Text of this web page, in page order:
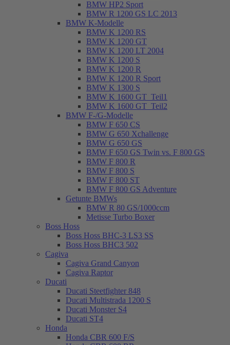
BMW HP2 Sport
BMW R 1200 GS LC 2013
BMW K-Modelle
BMW K 1200 RS
BMW K 1200 GT
BMW K 1200 LT 2004
BMW K 1200 S
BMW K 1200 R
BMW K 1200 R Sport
BMW K 1300 S
BMW K 1600 GT_Teil1
BMW K 1600 GT_Teil2
BMW F-/G-Modelle
BMW F 650 CS
BMW G 650 Xchallenge
BMW G 650 GS
BMW F 650 GS Twin vs. F 800 GS
BMW F 800 R
BMW F 800 S
BMW F 800 ST
BMW F 800 GS Adventure
Getunte BMWs
BMW R 80 GS/1000ccm
Metisse Turbo Boxer
Boss Hoss
Boss Hoss BHC-3 LS3 SS
Boss Hoss BHC3 502
Cagiva
Cagiva Grand Canyon
Cagiva Raptor
Ducati
Ducati Steetfighter 848
Ducati Multistrada 1200 S
Ducati Monster S4
Ducati ST4
Honda
Honda CBR 600 F/S